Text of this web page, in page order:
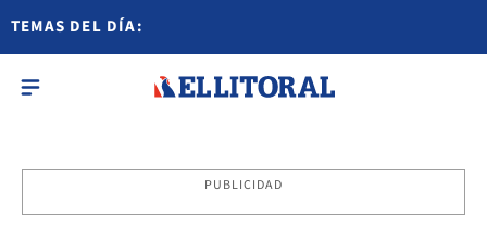
TEMAS DEL DÍA:
PUBLICIDAD